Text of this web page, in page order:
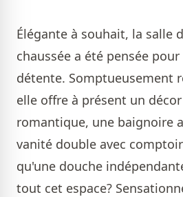
Élégante à souhait, la salle
chaussée a été pensée
détente. Somptueusement
elle offre à présent un
romantique, une baignoire
vanité double avec
qu'une douche
tout cet espace?